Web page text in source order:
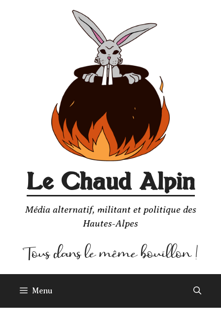
Le Chaud Alpin
Média alternatif, militant et politique des
Hautes-Alpes
Menu